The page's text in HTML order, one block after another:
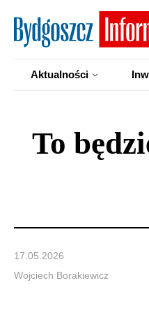
Aktualności
To
17.05.2026
Wojciech Borakiewicz